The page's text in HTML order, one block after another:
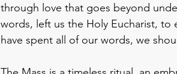
through love that goes beyond
words, left us the Holy Eucharist, to
have spent all of our words, we